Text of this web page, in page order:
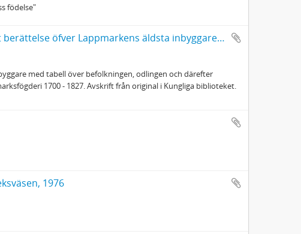
födelse"
Holmström, Eric, (1777 - 1847): Kort berättelse öfver Lappmarkens äldsta inbyggare... 1700 - 1827
med tabell över befolkningen, odlingen och därefter
1700 - 1827. Avskrift från original i Kungliga biblioteket.
1976